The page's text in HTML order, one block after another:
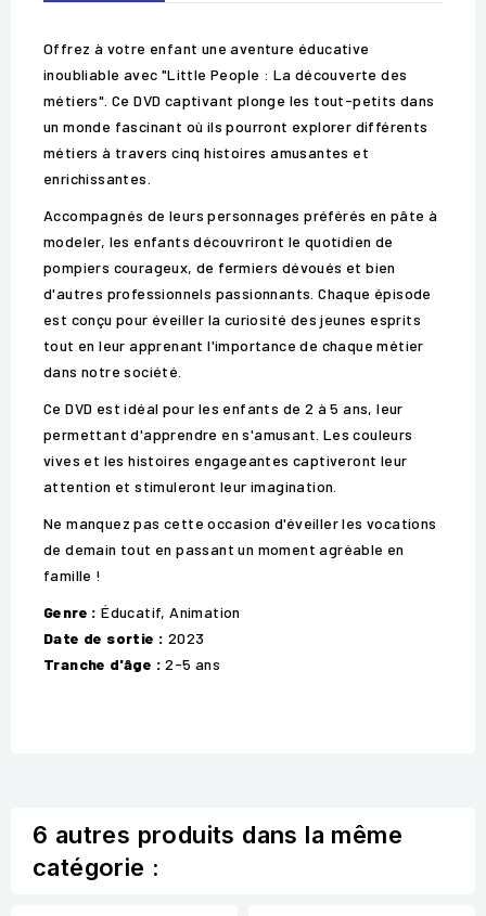
Offrez à votre enfant une aventure éducative
inoubliable avec "Little People : La découverte des
métiers". Ce DVD captivant plonge les tout-petits dans
un monde fascinant où ils pourront explorer différents
métiers à travers cinq histoires amusantes et
enrichissantes.
Accompagnés de leurs personnages préférés en pâte à
modeler, les enfants découvriront le quotidien de
pompiers courageux, de fermiers dévoués et bien
d'autres professionnels passionnants. Chaque épisode
est conçu pour éveiller la curiosité des jeunes esprits
tout en leur apprenant l'importance de chaque métier
dans notre société.
Ce DVD est idéal pour les enfants de 2 à 5 ans, leur
permettant d'apprendre en s'amusant. Les couleurs
vives et les histoires engageantes captiveront leur
attention et stimuleront leur imagination.
Ne manquez pas cette occasion d'éveiller les vocations
de demain tout en passant un moment agréable en
famille !
Genre : Éducatif, Animation
Date de sortie : 2023
Tranche d'âge : 2-5 ans
6 autres produits dans la même
catégorie :